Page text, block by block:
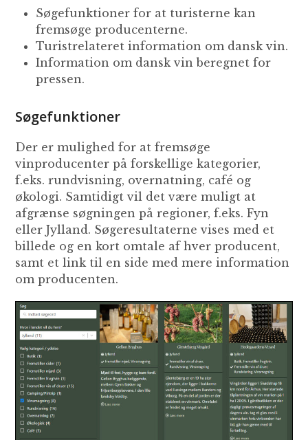
Søgefunktioner for at turisterne kan
fremsøge producenterne.
Turistrelateret information om dansk vin.
Information om dansk vin beregnet for
pressen.
Søgefunktioner
Der er mulighed for at fremsøge
vinproducenter på forskellige kategorier,
f.eks. rundvisning, overnatning, café og
økologi. Samtidigt vil det være muligt at
afgrænse søgningen på regioner, f.eks. Fyn
eller Jylland. Søgeresultaterne vises med et
billede og en kort omtale af hver producent,
samt et link til en side med mere information
om producenten.